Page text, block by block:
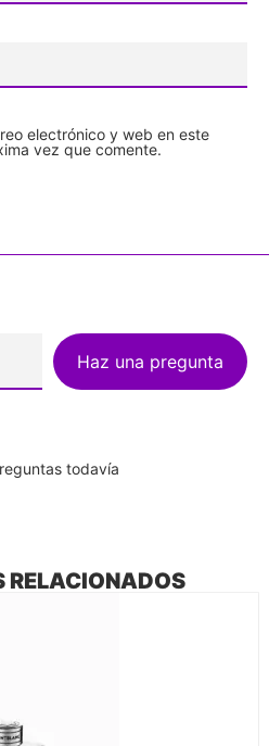
electrónico y web en este
vez que comente.
Haz una pregunta
todavía
RELACIONADOS